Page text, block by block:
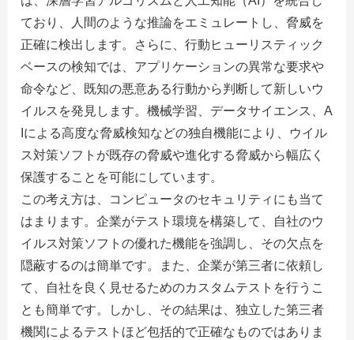
ており、人間のような推論をエミュレートし、脅威を
正確に検出します。さらに、行動ヒューリスティック
ベースの検知では、アプリケーションの異常な要求や
命令など、既知の悪意ある行動から判断して新しいウ
イルスを発見します。機械学習、データサイエンス、A
Iによる高度な脅威検知などの独自機能により、ウイル
ス対策ソフトが既存の脅威や進化する脅威から幅広く
保護することを可能にしています。
この考え方は、コンピュータのセキュリティにも当て
はまります。企業がテスト環境を構築して、自社のウ
イルス対策ソフトの優れた機能を強調し、その欠点を
隠蔽するのは簡単です。また、企業が第三者に依頼し
て、自社を良く見せるためのカスタムテストを行うこ
とも簡単です。しかし、その結果は、独立した第三者
機関によるテストほど包括的で正確なものではありま